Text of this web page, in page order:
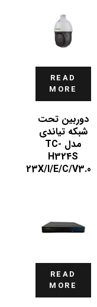
READ
MORE
دوربین تحت
شبکه تیاندی
مدل TC-
H324S
23X/I/E/C/V3.0
READ
MORE